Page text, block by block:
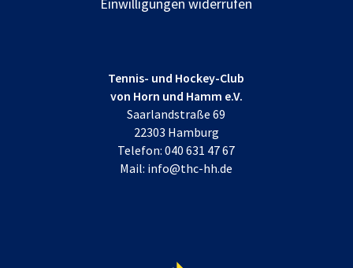
Einwilligungen widerrufen
Tennis- und Hockey-Club
von Horn und Hamm e.V.
Saarlandstraße 69
22303 Hamburg
Telefon:040 631 47 67
Mail: info@thc-hh.de